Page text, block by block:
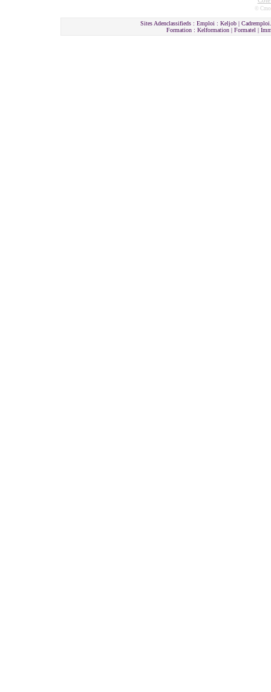
©
Sites Adenclassifieds : Emploi : Keljob |
Formation : Kelformation | Formatel |